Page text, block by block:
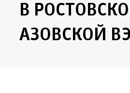
В
АЗОВСКОЙ